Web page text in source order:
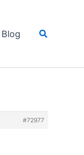
Blog Buscar
#72977